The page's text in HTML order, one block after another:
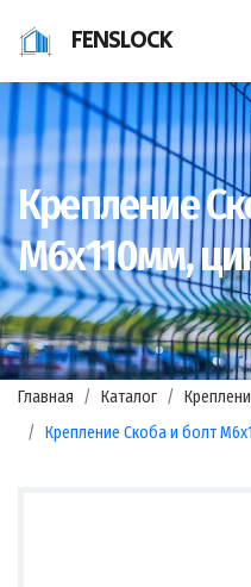
FENSLOCK
Крепление
М6х110мм,
Главная Каталог
Крепление Скоба и болт